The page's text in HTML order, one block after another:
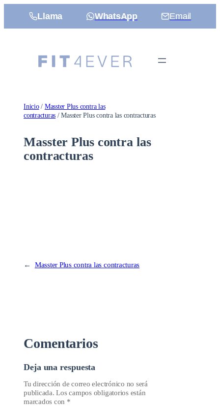
Llama WhatsApp Email
Inicio/ Masster Plus contra las
contracturas / Masster Plus contra las contracturas
Masster Plus contra las
contracturas
← Masster Plus contra las contracturas
Comentarios
Deja una respuesta
Tu dirección de correo electrónico no será
publicada. Los campos obligatorios están
marcados con *